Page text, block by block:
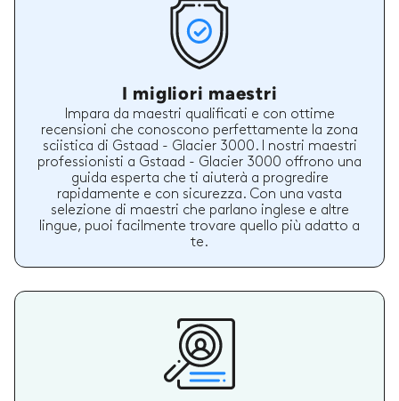
I migliori maestri
Impara da maestri qualificati e con ottime
recensioni che conoscono perfettamente la zona
sciistica di Gstaad - Glacier 3000. I nostri maestri
professionisti a Gstaad - Glacier 3000 offrono una
guida esperta che ti aiuterà a progredire
rapidamente e con sicurezza. Con una vasta
selezione di maestri che parlano inglese e altre
lingue, puoi facilmente trovare quello più adatto a
te.